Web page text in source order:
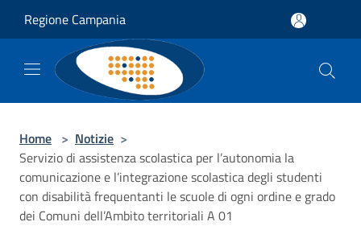
Regione Campania
Home > Notizie >
Servizio di assistenza scolastica per l’autonomia la
comunicazione e l’integrazione scolastica degli studenti
con disabilità frequentanti le scuole di ogni ordine e grado
dei Comuni dell’Ambito territoriali A 01